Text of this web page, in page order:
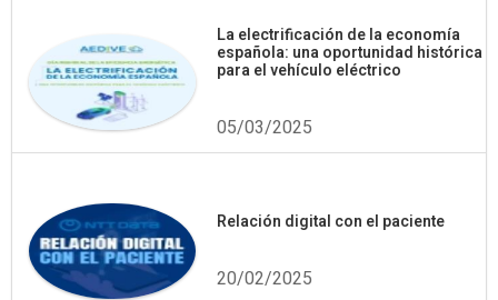
La electrificación de la economía
española: una oportunidad histórica
para el vehículo eléctrico
05/03/2025
Relación digital con el paciente
20/02/2025